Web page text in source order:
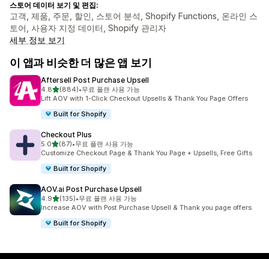
스토어 데이터 보기 및 편집:
고객, 제품, 주문, 할인, 스토어 분석, Shopify Functions, 온라인 스
토어, 사용자 지정 데이터, Shopify 관리자
세부 정보 보기
이 앱과 비슷한 더 많은 앱 보기
Aftersell Post Purchase Upsell
4.8별 5개 중
(884)
총 리뷰 884개
•무료 플랜 사용 가능
Lift AOV with 1-Click Checkout Upsells & Thank You Page Offers
Built for Shopify
Checkout Plus
5.0별 5개 중
(87)
총 리뷰 87개
•무료 플랜 사용 가능
Customize Checkout Page & Thank You Page + Upsells, Free Gifts
Built for Shopify
AOV.ai Post Purchase Upsell
4.9별 5개 중
(135)
총 리뷰 135개
•무료 플랜 사용 가능
Increase AOV with Post Purchase Upsell & Thank you page offers
Built for Shopify